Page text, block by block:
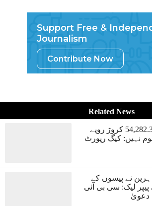
Support Free &
Journalism
Contribute Now
Related News
مودی حکومت نے 54,282.32 کروڑ روپے
نہیں: کیگ رپورٹ
نے پیسوں کے
پیپر لیک: سی بی آئی
دعویٰ